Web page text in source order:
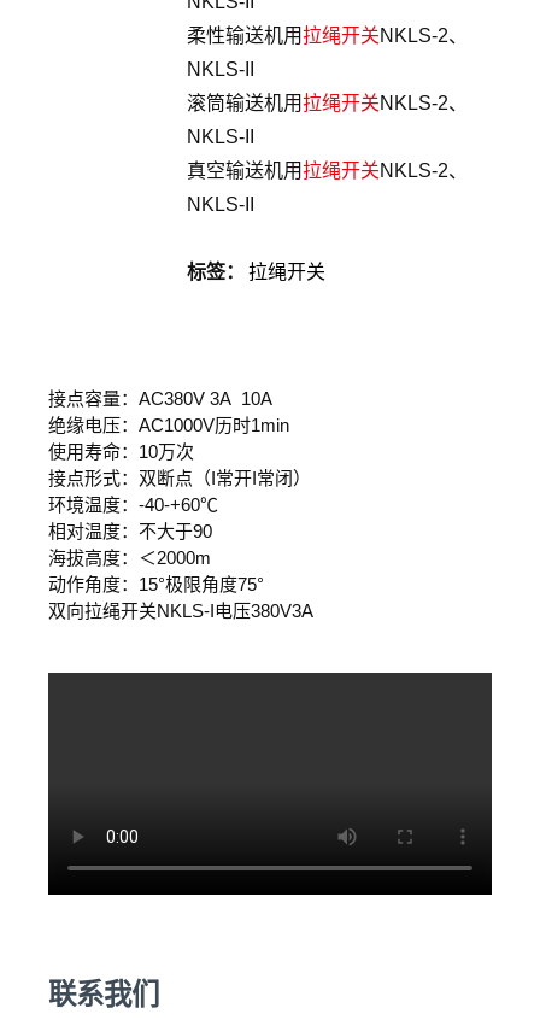
柔性输送机用拉绳开关NKLS-2、
NKLS-II
滚筒输送机用拉绳开关NKLS-2、
NKLS-II
真空输送机用拉绳开关NKLS-2、
NKLS-II
标签： 拉绳开关
接点容量：AC380V 3A 10A
绝缘电压：AC1000V历时1min
使用寿命：10万次
接点形式：双断点（I常开I常闭）
环境温度：-40-+60℃
相对温度：不大于90
海拔高度：＜2000m
动作角度：15°极限角度75°
双向拉绳开关NKLS-I电压380V3A
联系我们